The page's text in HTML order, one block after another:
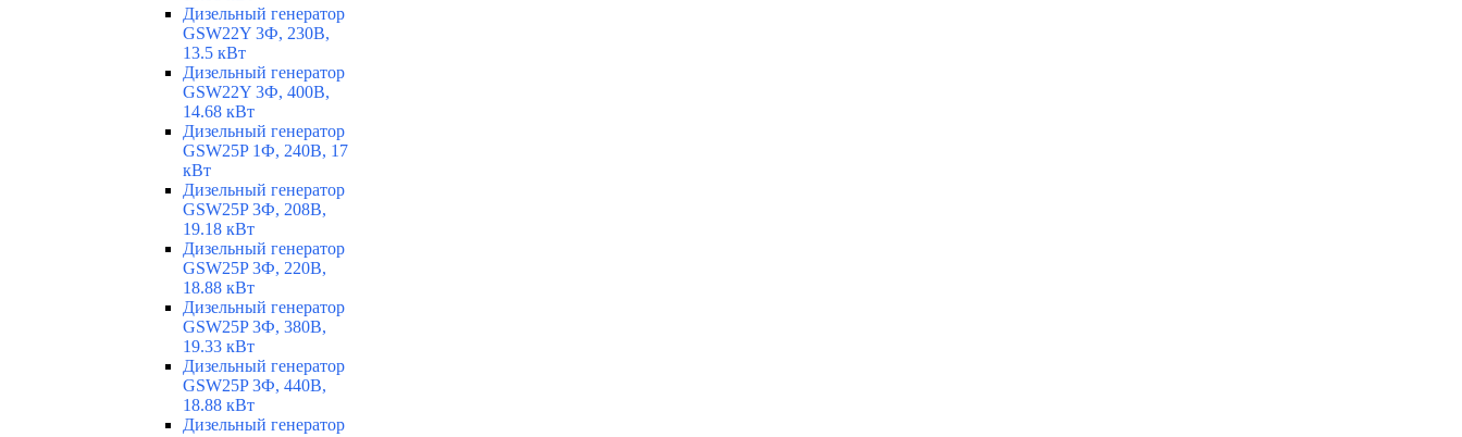
Дизельный генератор
GSW22Y 3Ф, 230В,
13.5 кВт
Дизельный генератор
GSW22Y 3Ф, 400В,
14.68 кВт
Дизельный генератор
GSW25P 1Ф, 240В, 17
кВт
Дизельный генератор
GSW25P 3Ф, 208В,
19.18 кВт
Дизельный генератор
GSW25P 3Ф, 220В,
18.88 кВт
Дизельный генератор
GSW25P 3Ф, 380В,
19.33 кВт
Дизельный генератор
GSW25P 3Ф, 440В,
18.88 кВт
Дизельный генератор